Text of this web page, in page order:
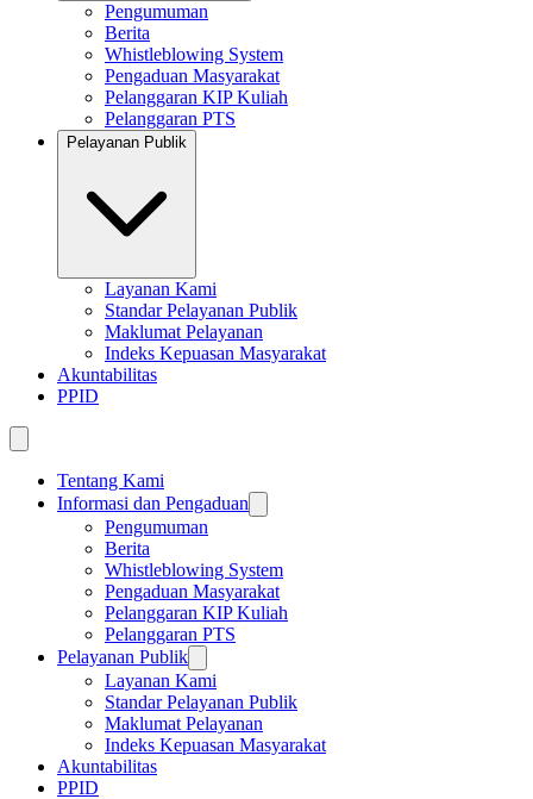
Pengumuman
Berita
Whistleblowing System
Pengaduan Masyarakat
Pelanggaran KIP Kuliah
Pelanggaran PTS
Pelayanan Publik
Layanan Kami
Standar Pelayanan Publik
Maklumat Pelayanan
Indeks Kepuasan Masyarakat
Akuntabilitas
PPID
Tentang Kami
Informasi dan Pengaduan
Pengumuman
Berita
Whistleblowing System
Pengaduan Masyarakat
Pelanggaran KIP Kuliah
Pelanggaran PTS
Pelayanan Publik
Layanan Kami
Standar Pelayanan Publik
Maklumat Pelayanan
Indeks Kepuasan Masyarakat
Akuntabilitas
PPID